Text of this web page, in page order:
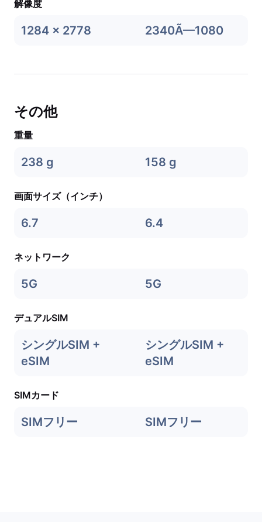
解像度
1284 x 2778 2340Ã—1080
その他
重量
238 g 158 g
画面サイズ（インチ）
6.7 6.4
ネットワーク
5G 5G
デュアルSIM
シングルSIM +
eSIM
シングルSIM +
eSIM
SIMカード
SIMフリー SIMフリー